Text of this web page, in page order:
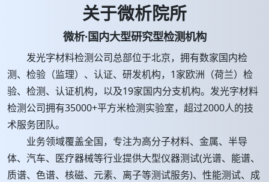
关于微析院所
微析·国内大型研究型检测机构
发光字材料检测公司总部位于北京，拥有数家国内检
测、检验（监理）、认证、研发机构，1家欧洲（荷兰）检
验、检测、认证机构，以及19家国内分支机构。发光字材料
检测公司拥有35000+平方米检测实验室，超过2000人的技
术服务团队。
业务领域覆盖全国，专注为高分子材料、金属、半导
体、汽车、医疗器械等行业提供大型仪器测试(光谱、能谱、
质谱、色谱、核磁、元素、离子等测试服务)、性能测试、成